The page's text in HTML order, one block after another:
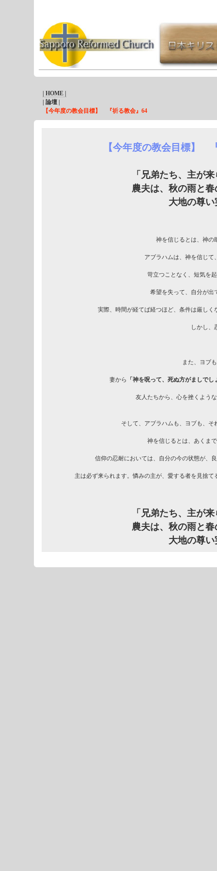
| HOME |
| 論壇 |
【今年度の教会目標】 『祈る教会』64
【今年度の教会目標】
「兄弟たち、主が
農夫は、秋の雨と
大地の尊
神を信じるとは、神の
アブラハムは、神を信じて
苛立つことなく、短気を
希望を失って、自分が出
実際、時間が経てば経つほど、条件は厳し
しかし、
また、ヨブ
妻から「神を呪って、死ぬ方がましでし
友人たちから、心を挫くよう
そして、アブラハムも、ヨブも、
神を信じるとは、あくま
信仰の忍耐においては、自分の今の状態が、
主は必ず来られます。憐みの主が、愛する者を見捨
「兄弟たち、主が
農夫は、秋の雨と
大地の尊